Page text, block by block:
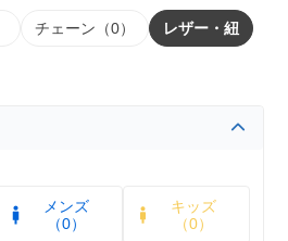
チェーン（0） レザー・紐
メンズ
（0）
キッズ
（0）